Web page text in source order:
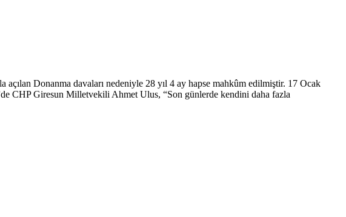
açılan Donanma davaları nedeniyle 28 yıl 4 ay hapse mahkûm edilmiştir. 17 Ocak
CHP Giresun Milletvekili Ahmet Ulus, “Son günlerde kendini daha fazla